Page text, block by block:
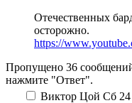
Отечественных
осторожно.
https://
Пропущено 36
нажмите "Ответ".
Виктор Цой Сб 24